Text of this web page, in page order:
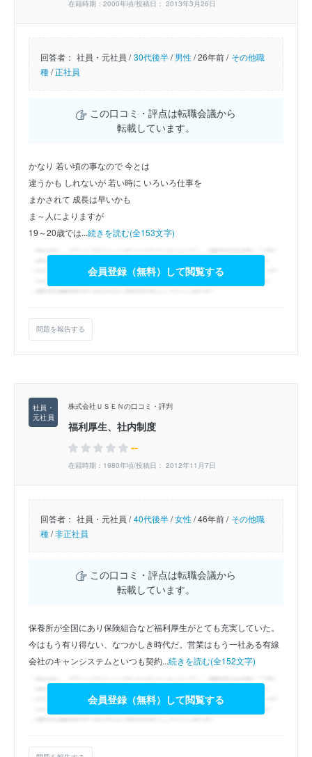
在籍時期：2000年頃/投稿日： 2013年3月26日
回答者： 社員・元社員 / 30代後半/男性/26年前 / その他職
種/正社員
この口コミ・評点は転職会議から
転載しています。
かなり 若い頃の事なので 今とは
違うかも しれないが 若い時に いろいろ仕事を
まかされて 成長は早いかも
ま～人によりますが
19～20歳では...続きを読む(全153文字)
会員登録（無料）して閲覧する
問題を報告する
株式会社ＵＳＥＮの口コミ・評判
福利厚生、社内制度
--
在籍時期：1980年頃/投稿日： 2012年11月7日
回答者： 社員・元社員 / 40代後半/女性/46年前 / その他職
種/非正社員
この口コミ・評点は転職会議から
転載しています。
保養所が全国にあり保険組合など福利厚生がとても充実していた。
今はもう有り得ない、なつかしき時代だ。営業はもう一社ある有線
会社のキャンシステムといつも契約...続きを読む(全152文字)
会員登録（無料）して閲覧する